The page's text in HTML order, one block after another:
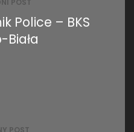
Police – BKS
Biała